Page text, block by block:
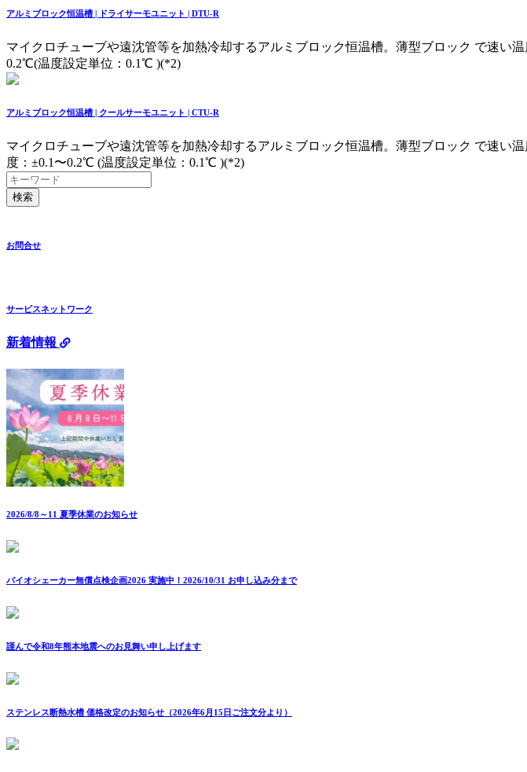
アルミブロック恒温槽 | ドライサーモユニット | DTU-R
マイクロチューブや遠沈管等を加熱冷却するアルミブロック恒温槽。薄型ブロック で速い温
0.2℃(温度設定単位：0.1℃ )(*2)
アルミブロック恒温槽 | クールサーモユニット | CTU-R
マイクロチューブや遠沈管等を加熱冷却するアルミブロック恒温槽。薄型ブロック で速い
度：±0.1〜0.2℃ (温度設定単位：0.1℃ )(*2)
検索
お問合せ
サービスネットワーク
新着情報
2026/8/8～11 夏季休業のお知らせ
バイオシェーカー無償点検企画2026 実施中！2026/10/31 お申し込み分まで
謹んで令和8年熊本地震へのお見舞い申し上げます
ステンレス断熱水槽 価格改定のお知らせ（2026年6月15日ご注文分より）